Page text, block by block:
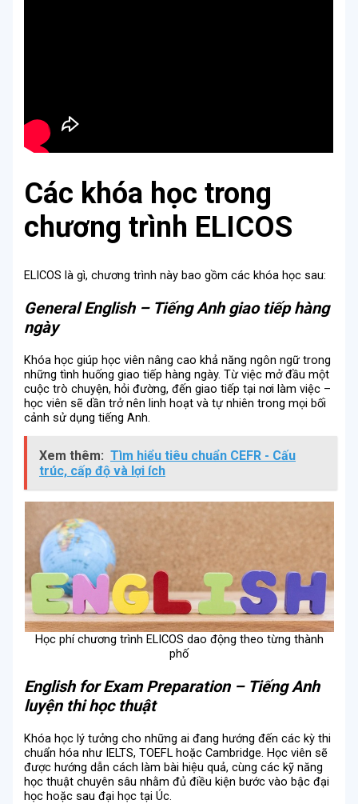
Các khóa học trong
chương trình ELICOS
ELICOS là gì, chương trình này bao gồm các khóa học sau:
General English – Tiếng Anh giao tiếp hàng
ngày
Khóa học giúp học viên nâng cao khả năng ngôn ngữ trong
những tình huống giao tiếp hàng ngày. Từ việc mở đầu một
cuộc trò chuyện, hỏi đường, đến giao tiếp tại nơi làm việc –
học viên sẽ dần trở nên linh hoạt và tự nhiên trong mọi bối
cảnh sử dụng tiếng Anh.
Xem thêm: Tìm hiểu tiêu chuẩn CEFR - Cấu
trúc, cấp độ và lợi ích
Học phí chương trình ELICOS dao động theo từng thành
phố
English for Exam Preparation – Tiếng Anh
luyện thi học thuật
Khóa học lý tưởng cho những ai đang hướng đến các kỳ thi
chuẩn hóa như IELTS, TOEFL hoặc Cambridge. Học viên sẽ
được hướng dẫn cách làm bài hiệu quả, cùng các kỹ năng
học thuật chuyên sâu nhằm đủ điều kiện bước vào bậc đại
học hoặc sau đại học tại Úc.